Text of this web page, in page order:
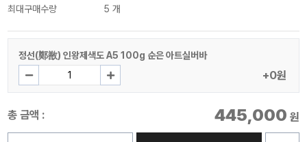
최대구매수량 5 개
정선(鄭敾) 인왕제색도 A5 100g 순은 아트실버바
+0원
총 금액 : 445,000 원